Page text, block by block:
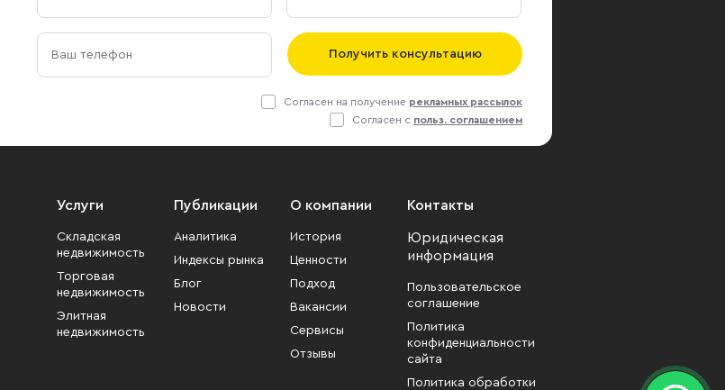
Получить консультацию
Согласен на получение рекламных рассылок
Согласен с польз. соглашением
Услуги
Складская
недвижимость
Торговая
недвижимость
Элитная
недвижимость
Публикации
Аналитика
Индексы рынка
Блог
Новости
О компании
История
Ценности
Подход
Вакансии
Сервисы
Отзывы
Контакты
Юридическая
информация
Пользовательское
соглашение
Политика
конфиденциальности
сайта
Политика обработки